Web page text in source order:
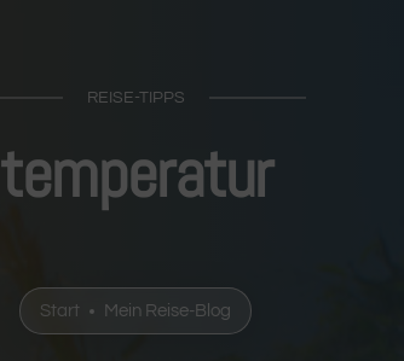
REISE-TIPPS
temperatur
Start Mein Reise-Blog